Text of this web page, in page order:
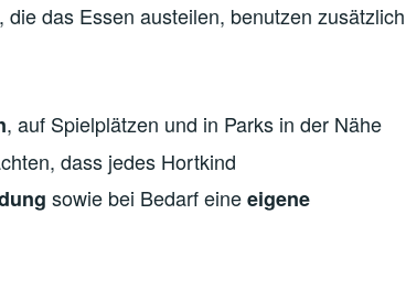
das Essen austeilen, benutzen zusätzlich
, auf Spielplätzen und in Parks in der Nähe
dass jedes Hortkind
sowie bei Bedarf eineeigene